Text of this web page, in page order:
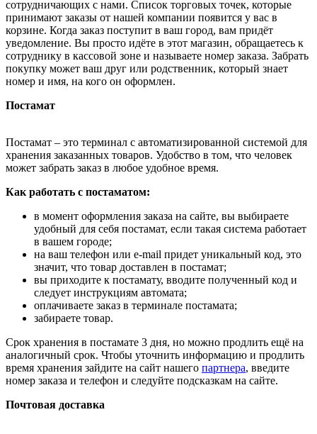
сотрудничающих с нами. Список торговых точек, которые
принимают заказы от нашей компании появится у вас в
корзине. Когда заказ поступит в ваш город, вам придёт
уведомление. Вы просто идёте в этот магазин, обращаетесь к
сотруднику в кассовой зоне и называете номер заказа. Забрать
покупку может ваш друг или родственник, который знает
номер и имя, на кого он оформлен.
Постамат
Постамат – это терминал с автоматизированной системой для
хранения заказанных товаров. Удобство в том, что человек
может забрать заказ в любое удобное время.
Как работать с постаматом:
в момент оформления заказа на сайте, вы выбираете
удобный для себя постамат, если такая система работает
в вашем городе;
на ваш телефон или e-mail придет уникальный код, это
значит, что товар доставлен в постамат;
вы приходите к постамату, вводите полученный код и
следует инструкциям автомата;
оплачиваете заказ в терминале постамата;
забираете товар.
Срок хранения в постамате 3 дня, но можно продлить ещё на
аналогичный срок. Чтобы уточнить информацию и продлить
время хранения зайдите на сайт нашего партнера, введите
номер заказа и телефон и следуйте подсказкам на сайте.
Почтовая доставка